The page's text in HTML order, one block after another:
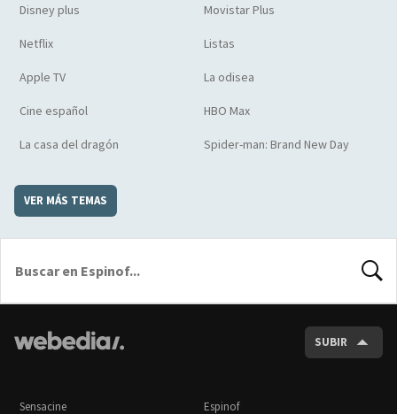
Disney plus Movistar Plus
Netflix Listas
Apple TV La odisea
Cine español HBO Max
La casa del dragón Spider-man: Brand New Day
VER MÁS TEMAS
SUBIR
Sensacine Espinof